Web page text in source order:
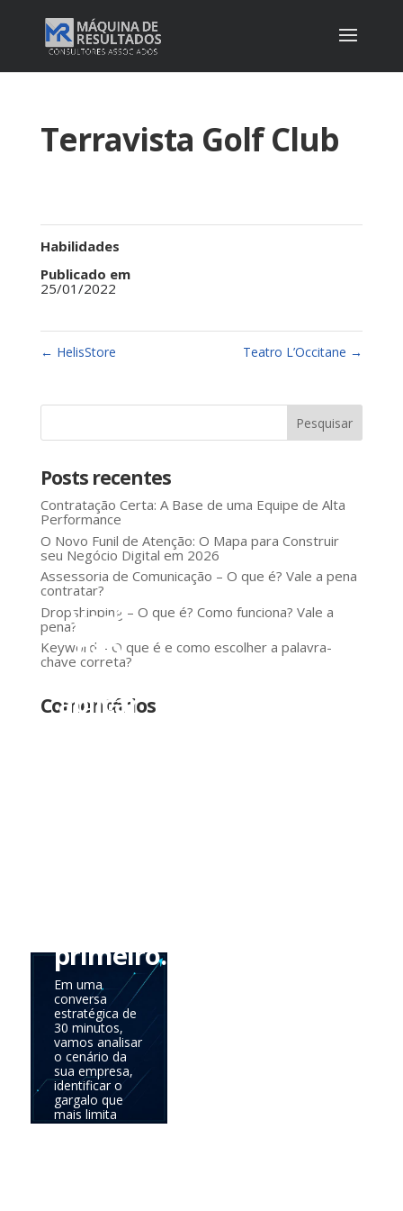
Terravista Golf Club
Habilidades
Publicado em
25/01/2022
← HelisStore Teatro L’Occitane →
Posts recentes
Contratação Certa: A Base de uma Equipe de Alta
Performance
O Novo Funil de Atenção: O Mapa para Construir
seu Negócio Digital em 2026
Assessoria de Comunicação – O que é? Vale a pena
contratar?
Dropshipping – O que é? Como funciona? Vale a
pena?
Keyword – O que é e como escolher a palavra-
chave correta?
Comentários
Você
não
precisa
aplicar
primeiro.
Em uma
conversa
estratégica de
30 minutos,
vamos analisar
o cenário da
sua empresa,
identificar o
gargalo que
mais limita
seus